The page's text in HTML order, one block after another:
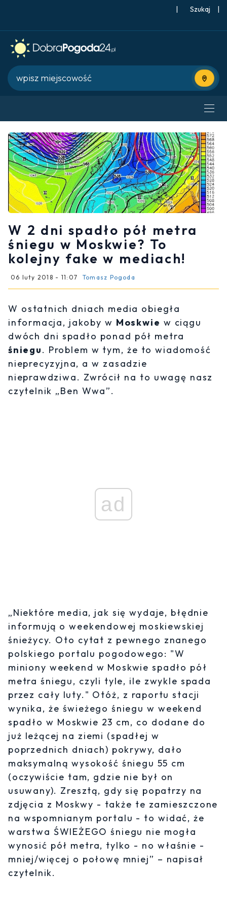
| |
Użyj
W 2 dni spadło pół metra
śniegu w Moskwie? To
kolejny fake w mediach!
06 luty 2018 - 11:07 Tomasz Pogoda
W ostatnich dniach media obiegła
informacja, jakoby w Moskwie w ciągu
dwóch dni spadło ponad pół metra
śniegu. Problem w tym, że to wiadomość
nieprecyzyjna, a w zasadzie
nieprawdziwa. Zwrócił na to uwagę nasz
czytelnik „Ben Wwa”.
ad
„Niektóre media, jak się wydaje, błędnie
informują o weekendowej moskiewskiej
śnieżycy. Oto cytat z pewnego znanego
polskiego portalu pogodowego: "W
miniony weekend w Moskwie spadło pół
metra śniegu, czyli tyle, ile zwykle spada
przez cały luty." Otóż, z raportu stacji
wynika, że świeżego śniegu w weekend
spadło w Moskwie 23 cm, co dodane do
już leżącej na ziemi (spadłej w
poprzednich dniach) pokrywy, dało
maksymalną wysokość śniegu 55 cm
(oczywiście tam, gdzie nie był on
usuwany). Zresztą, gdy się popatrzy na
zdjęcia z Moskwy - także te zamieszczone
na wspomnianym portalu - to widać, że
warstwa ŚWIEŻEGO śniegu nie mogła
wynosić pół metra, tylko - no właśnie -
mniej/więcej o połowę mniej” – napisał
czytelnik.